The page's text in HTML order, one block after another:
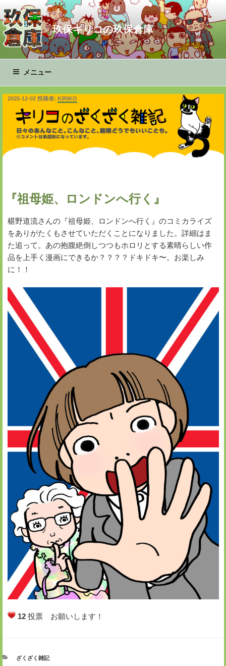
ン
テ
ン
玖保キリコの玖保倉庫
メニュー
2025-12-02投稿者: KIRIKO
『祖母姫、ロンドンへ行く』
椹野道流さんの『祖母姫、ロンドンへ行く』のコミカライズ
をありがたくもさせていただくことになりました。詳細はま
た追って。あの抱腹絶倒しつつもホロリとする素晴らしい作
品を上手く漫画にできるか？？？？ドキドキ〜。お楽しみ
に！！
12投票 お願いします！
カ
ざくざく雑記